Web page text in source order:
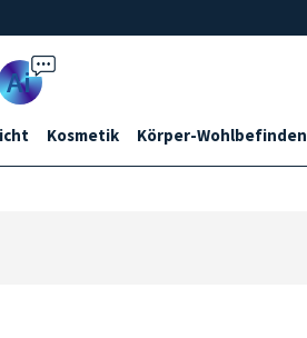
Ai
Kosmetik Körper-Wohlbefinden